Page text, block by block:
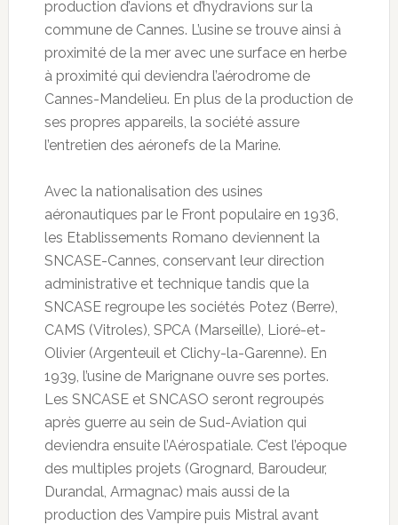
production d’avions et d’hydravions sur la
commune de Cannes. L’usine se trouve ainsi à
proximité de la mer avec une surface en herbe
à proximité qui deviendra l’aérodrome de
Cannes-Mandelieu. En plus de la production de
ses propres appareils, la société assure
l’entretien des aéronefs de la Marine.
Avec la nationalisation des usines
aéronautiques par le Front populaire en 1936,
les Etablissements Romano deviennent la
SNCASE-Cannes, conservant leur direction
administrative et technique tandis que la
SNCASE regroupe les sociétés Potez (Berre),
CAMS (Vitroles), SPCA (Marseille), Lioré-et-
Olivier (Argenteuil et Clichy-la-Garenne). En
1939, l’usine de Marignane ouvre ses portes.
Les SNCASE et SNCASO seront regroupés
après guerre au sein de Sud-Aviation qui
deviendra ensuite l’Aérospatiale. C’est l’époque
des multiples projets (Grognard, Baroudeur,
Durandal, Armagnac) mais aussi de la
production des Vampire puis Mistral avant